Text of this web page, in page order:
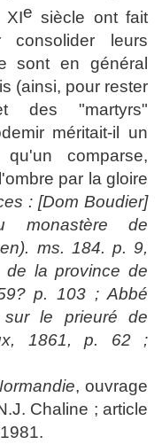
XIe siècle ont fait
leurs
sont en général
(ainsi, pour rester
des "martyrs"
méritait-il un
comparse,
par la gloire
: [Dom Boudier]
monastère de
ms. 184. p. 9,
de la province de
p. 103 ; Abbé
sur le prieuré de
1861, p. 62 ;
, ouvrage
Chaline ; article